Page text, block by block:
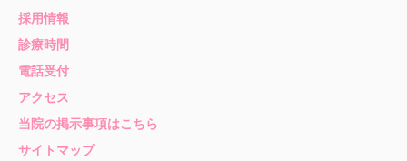
採用情報
診療時間
電話受付
アクセス
当院の掲示事項はこちら
サイトマップ